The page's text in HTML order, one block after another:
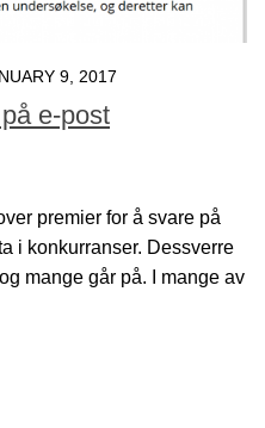
9, 2017
e-post
premier for å svare på
i konkurranser. Dessverre
mange går på. I mange av